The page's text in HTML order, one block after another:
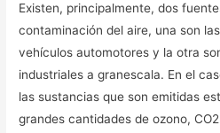
Existen, principalmente, dos
contaminación del aire, una son
vehículos automotores y la otra
industriales a granescala. En el
las sustancias que son emitidas
grandes cantidades de ozono,